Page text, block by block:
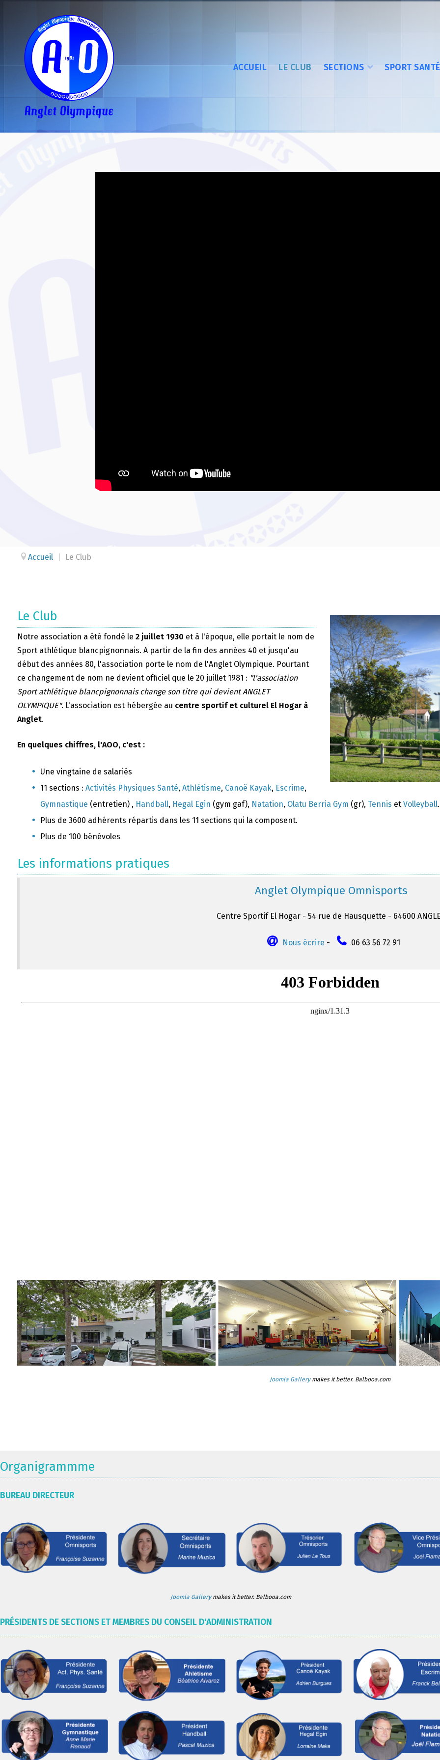
ACCUEIL LE CLUB SECTIONS SPORT SANTÉ
Accueil Le Club
Le Club
Notre association a été fondé le 2 juillet 1930 et à l'époque, elle portait le nom de
Sport athlétique blancpignonnais. A partir de la fin des années 40 et jusqu'au
début des années 80, l'association porte le nom de l'Anglet Olympique. Pourtant
ce changement de nom ne devient officiel que le 20 juillet 1981 : "l'association
Sport athlétique blancpignonnais change son titre qui devient ANGLET
OLYMPIQUE". L'association est hébergée au centre sportif et culturel El Hogar à
Anglet.
En quelques chiffres, l'AOO, c'est :
Une vingtaine de salariés
11 sections : Activités Physiques Santé, Athlétisme, Canoë Kayak, Escrime,
Gymnastique (entretien) , Handball, Hegal Egin (gym gaf), Natation, Olatu Berria Gym (gr), Tennis et Volleyball.
Plus de 3600 adhérents répartis dans les 11 sections qui la composent.
Plus de 100 bénévoles
Les informations pratiques
Anglet Olympique Omnisports
Centre Sportif El Hogar - 54 rue de Hausquette - 64600
Nous écrire - 06 63 56 72 91
Joomla Gallerymakes it better. Balbooa.com
Organigrammme
BUREAU DIRECTEUR
Joomla Gallerymakes it better. Balbooa.com
PRÉSIDENTS DE SECTIONS ET MEMBRES DU CONSEIL D'ADMINISTRATION